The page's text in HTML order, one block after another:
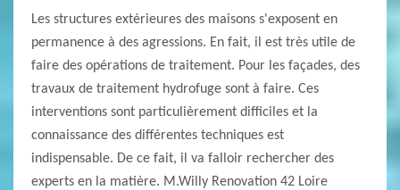
Les structures extérieures des maisons s'exposent en
permanence à des agressions. En fait, il est très utile de
faire des opérations de traitement. Pour les façades, des
travaux de traitement hydrofuge sont à faire. Ces
interventions sont particulièrement difficiles et la
connaissance des différentes techniques est
indispensable. De ce fait, il va falloir rechercher des
experts en la matière. M.Willy Renovation 42 Loire